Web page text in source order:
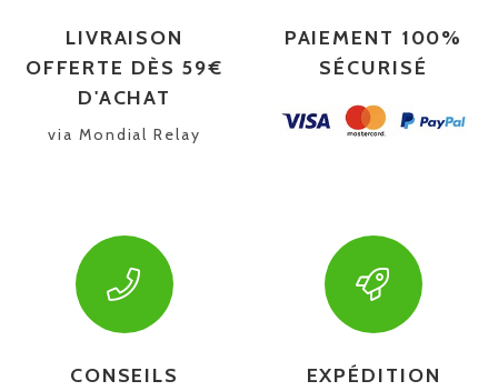
LIVRAISON
OFFERTE DÈS 59€
D'ACHAT
via Mondial Relay
PAIEMENT 100%
SÉCURISÉ
CONSEILS
EXPÉDITION